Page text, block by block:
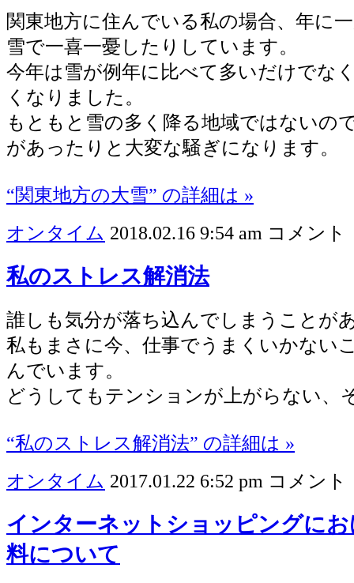
関東地方に住んでいる私の場合、年に
雪で一喜一憂したりしています。
今年は雪が例年に比べて多いだけでな
くなりました。
もともと雪の多く降る地域ではないの
があったりと大変な騒ぎになります。
“関東地方の大雪” の詳細は »
オンタイム 2018.02.16 9:54 am コメント
私のストレス解消法
誰しも気分が落ち込んでしまうことが
私もまさに今、仕事でうまくいかない
んでいます。
どうしてもテンションが上がらない、
“私のストレス解消法” の詳細は »
オンタイム 2017.01.22 6:52 pm コメント
インターネットショッピングに
料について